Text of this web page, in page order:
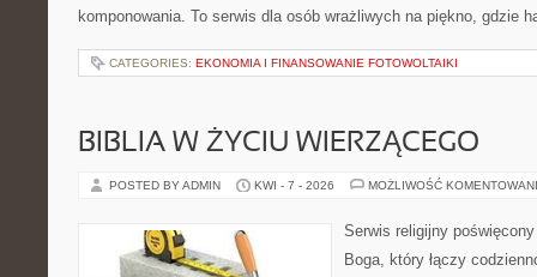
komponowania. To serwis dla osób wrażliwych na piękno, gdzie
CATEGORIES: EKONOMIA I FINANSOWANIE FOTOWOLTAIKI
BIBLIA W ŻYCIU WIERZĄCEGO
POSTED BY ADMIN KWI - 7 - 2026 MOŻLIWOŚĆ
Serwis religijny
Boga, który łączy